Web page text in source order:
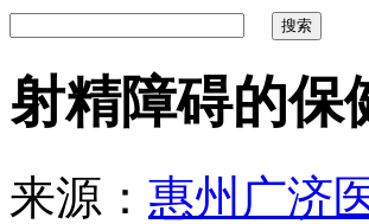
射精障碍的保
来源： 惠州广济